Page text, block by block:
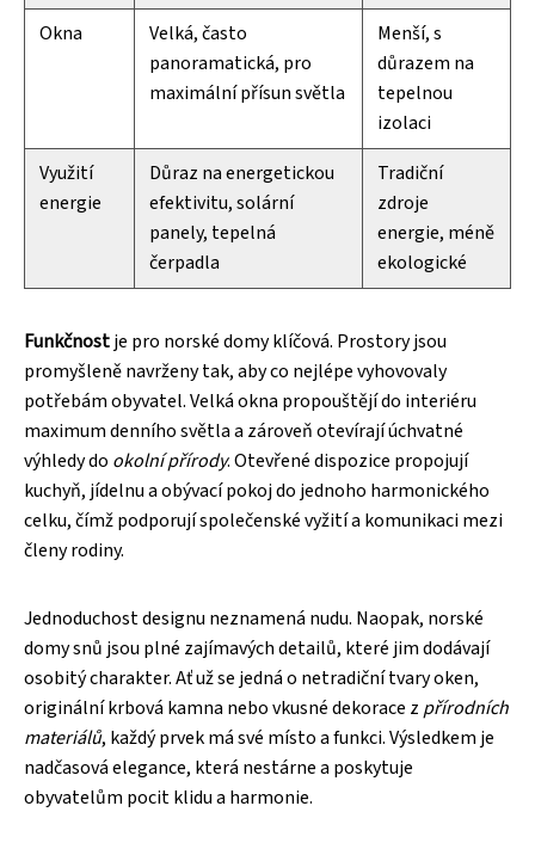
Okna
Velká, často
panoramatická, pro
maximální přísun světla
Menší, s
důrazem na
tepelnou
izolaci
Využití
energie
Důraz na energetickou
efektivitu, solární
panely, tepelná
čerpadla
Tradiční
zdroje
energie, méně
ekologické
Funkčnostje pro norské domy klíčová. Prostory jsou
promyšleně navrženy tak, aby co nejlépe vyhovovaly
potřebám obyvatel. Velká okna propouštějí do interiéru
maximum denního světla a zároveň otevírají úchvatné
výhledy do okolní přírody. Otevřené dispozice propojují
kuchyň, jídelnu a obývací pokoj do jednoho harmonického
celku, čímž podporují společenské vyžití a komunikaci mezi
členy rodiny.
Jednoduchost designu neznamená nudu. Naopak, norské
domy snů jsou plné zajímavých detailů, které jim dodávají
osobitý charakter. Ať už se jedná o netradiční tvary oken,
originální krbová kamna nebo vkusné dekorace z přírodních
materiálů, každý prvek má své místo a funkci. Výsledkem je
nadčasová elegance, která nestárne a poskytuje
obyvatelům pocit klidu a harmonie.